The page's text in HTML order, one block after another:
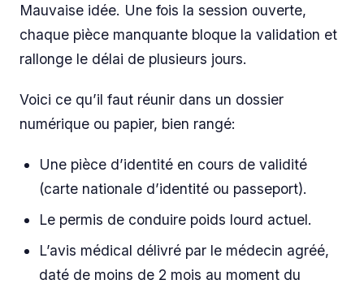
Mauvaise idée. Une fois la session ouverte,
chaque pièce manquante bloque la validation et
rallonge le délai de plusieurs jours.
Voici ce qu’il faut réunir dans un dossier
numérique ou papier, bien rangé:
Une pièce d’identité en cours de validité
(carte nationale d’identité ou passeport).
Le permis de conduire poids lourd actuel.
L’avis médical délivré par le médecin agréé,
daté de moins de 2 mois au moment du